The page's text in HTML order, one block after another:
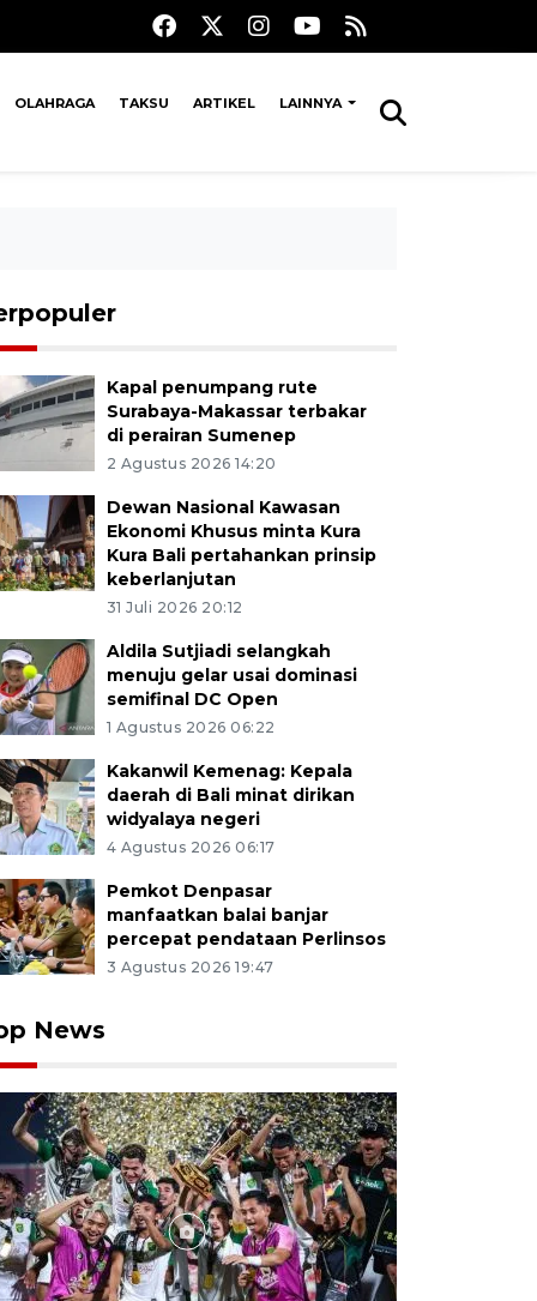
OLAHRAGA TAKSU ARTIKEL LAINNYA
Kapal penumpang rute
Surabaya-Makassar terbakar
di perairan Sumenep
2 Agustus 2026 14:20
Dewan Nasional Kawasan
Ekonomi Khusus minta Kura
Kura Bali pertahankan prinsip
keberlanjutan
31 Juli 2026 20:12
Aldila Sutjiadi selangkah
menuju gelar usai dominasi
semifinal DC Open
1 Agustus 2026 06:22
Kakanwil Kemenag: Kepala
daerah di Bali minat dirikan
widyalaya negeri
4 Agustus 2026 06:17
Pemkot Denpasar
manfaatkan balai banjar
percepat pendataan Perlinsos
3 Agustus 2026 19:47
News